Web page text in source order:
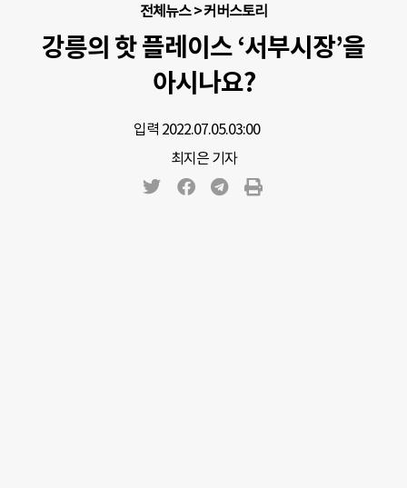
전체뉴스>커버스토리
강릉의 핫 플레이스 ‘서부시장’을
아시나요?
입력 2022.07.05.03:00
최지은 기자